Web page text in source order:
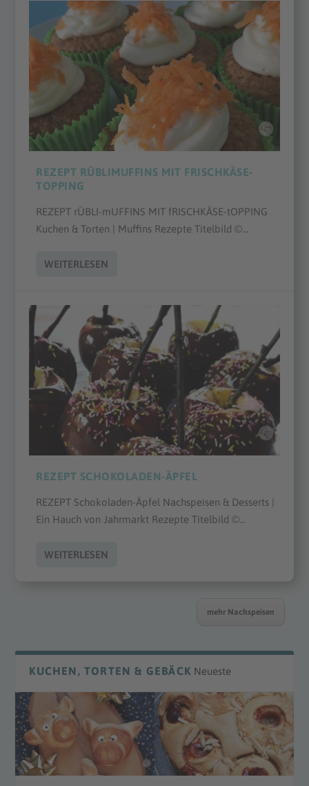
REZEPT RÜBLIMUFFINS MIT FRISCHKÄSE-
TOPPING
REZEPT rÜBLI-mUFFINS MIT fRISCHKÄSE-tOPPING
Kuchen & Torten | Muffins Rezepte Titelbild ©...
WEITERLESEN
REZEPT SCHOKOLADEN-ÄPFEL
REZEPT Schokoladen-Äpfel Nachspeisen & Desserts |
Ein Hauch von Jahrmarkt Rezepte Titelbild ©...
WEITERLESEN
mehr Nachspeisen
KUCHEN, TORTEN & GEBÄCK Neueste